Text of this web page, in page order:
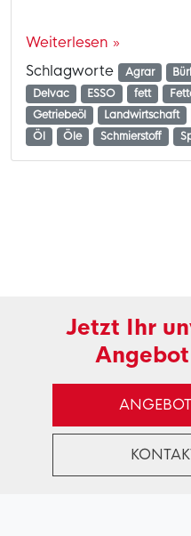
Weiterlesen »
Schlagworte
Agrar
Delvac
ESSO fett
Getriebeöl
Landwirtschaft
Öl
Öle Schmierstoff
Jetzt Ihr